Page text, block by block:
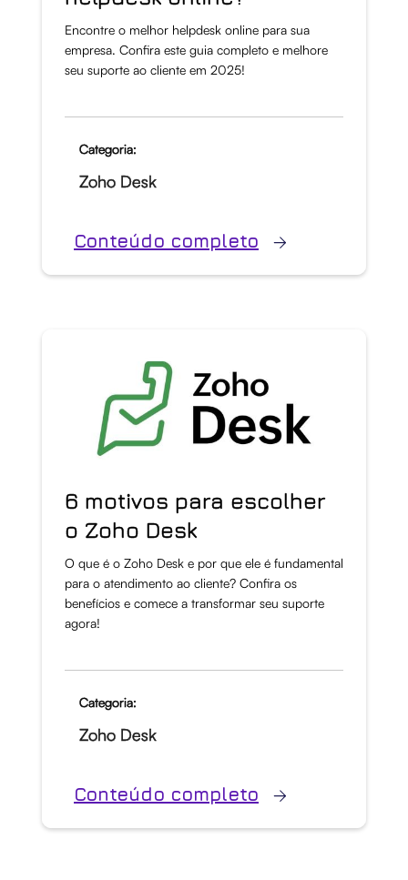
Encontre o melhor helpdesk online para sua
empresa. Confira este guia completo e melhore
seu suporte ao cliente em 2025!
Categoria:
Zoho Desk
Conteúdo completo
6 motivos para escolher
o Zoho Desk
O que é o Zoho Desk e por que ele é fundamental
para o atendimento ao cliente? Confira os
benefícios e comece a transformar seu suporte
agora!
Categoria:
Zoho Desk
Conteúdo completo